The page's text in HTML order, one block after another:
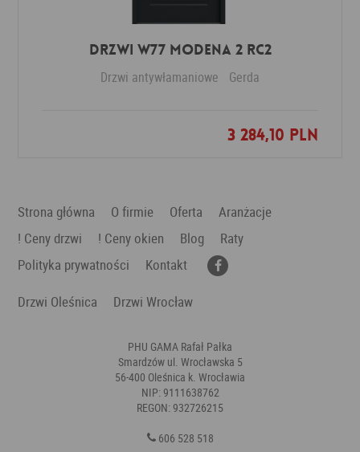
DRZWI W77 MODENA 2 RC2
Drzwi antywłamaniowe Gerda
3 284,10 PLN
Dodaj do ulubionych
Strona główna O firmie Oferta
Aranżacje
! Ceny drzwi
! Ceny okien Blog
Raty
Polityka prywatności
Kontakt
Drzwi Oleśnica
Drzwi Wrocław
PHU GAMA Rafał Pałka
Smardzów ul. Wrocławska 5
56-400 Oleśnica k. Wrocławia
NIP: 9111638762
REGON: 932726215
606 528 518